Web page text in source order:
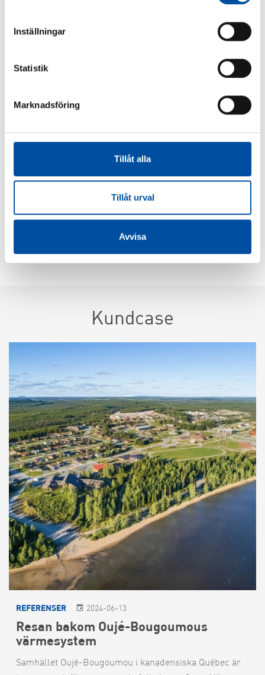
Inställningar
Statistik
Marknadsföring
Tillåt alla
Tillåt urval
Avvisa
Vi söker ständigt fler vassa medarbetare som vill vara med
på FVB kommer du snart att märka att personalen är i
kontor, välkommen med din ansökan!
Kundcase
REFERENSER 2024-06-13
Resan bakom Oujé-Bougoumous
värmesystem
Samhället Oujé-Bougoumou i kanadensiska Québec är